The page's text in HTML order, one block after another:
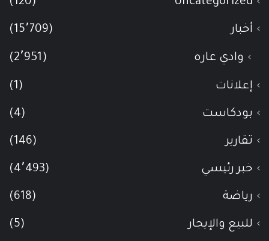
أخبار (15٬709)
وادي عاره (2٬951)
إعلانات (1)
بودكاست (4)
تقارير (146)
خبر رئيسي (4٬493)
رياضة (618)
للبيع والإيجار (5)